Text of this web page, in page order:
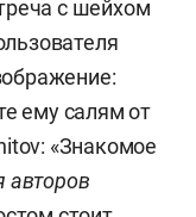
с шейхом
ему салям от
«Знакомое
авторов